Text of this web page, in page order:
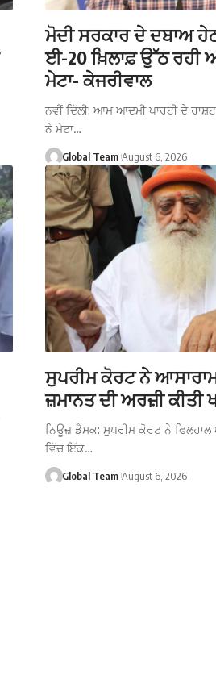
ਮੋਦੀ ਸਰਕਾਰ ਦੇ ਦਬਾਅ
ਈ-20 ਖ਼ਿਲਾਫ਼ ਉੱਠ ਰਹੀ
ਮੇਟਾ- ਕੇਜਰੀਵਾਲ
ਨਵੀਂ ਦਿੱਲੀ: ਆਮ ਆਦਮੀ ਪਾਰਟੀ ਦੇ
ਨੇ ਮੇਟਾ…
Global Team August 6, 2026
ਸੁਪਰੀਮ ਕੋਰਟ ਨੇ
ਜ਼ਮਾਨਤ ਦੀ ਅਰਜ਼ੀ ਕੀਤੀ
ਨਿਊਜ਼ ਡੈਸਕ: ਸੁਪਰੀਮ ਕੋਰਟ ਨੇ
ਵਿੱਚ ਇੱਕ…
Global Team August 6, 2026